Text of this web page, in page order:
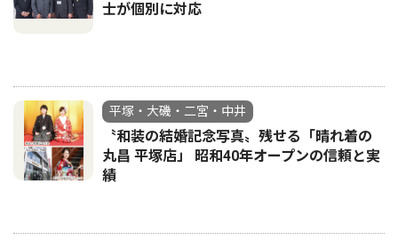
士が個別に対応
平塚・大磯・二宮・中井
〝和装の結婚記念写真〟残せる「晴れ着の
丸昌 平塚店」 昭和40年オープンの信頼と実
績